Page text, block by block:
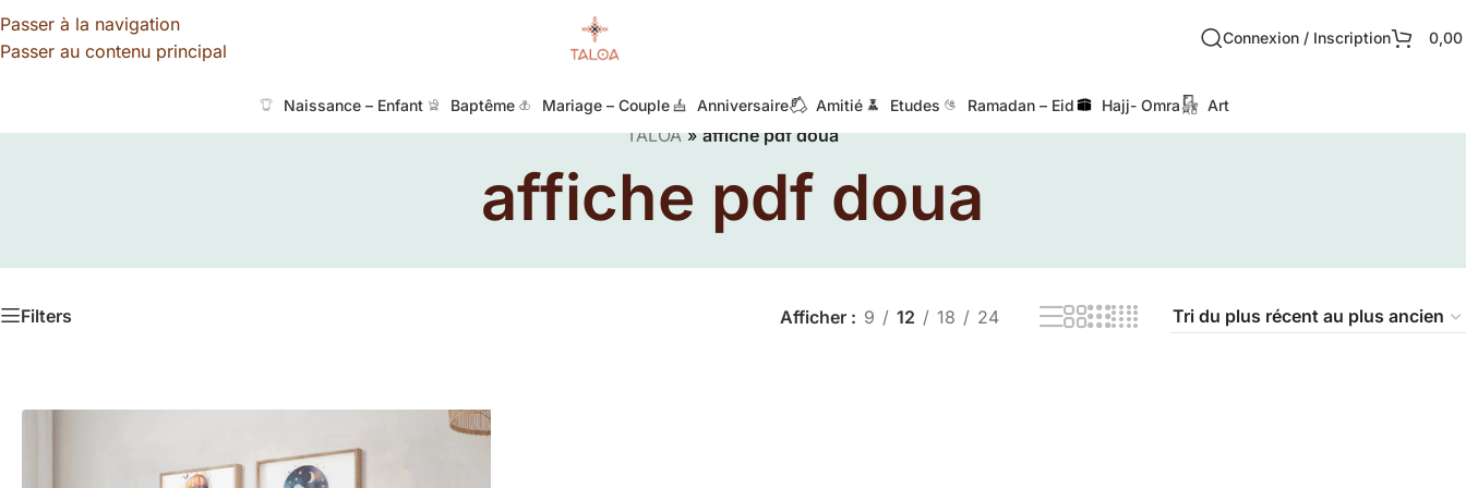
Passer à la navigation
Passer au contenu principal
Connexion / Inscription 0,00
Naissance – Enfant Baptême Mariage – Couple Anniversaire Amitié Etudes Ramadan – Eid Hajj- Omra Art
TALOA»affiche pdf doua
affiche pdf doua
Filters Afficher 9 12 18 24